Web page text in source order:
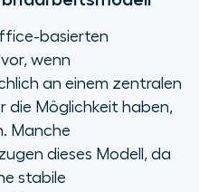
basierten
wenn
an einem zentralen
die Möglichkeit haben,
Manche
dieses Modell, da
stabile